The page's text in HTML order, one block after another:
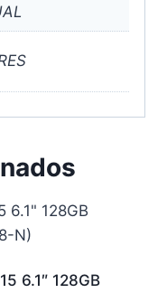
6.1″ 128GB